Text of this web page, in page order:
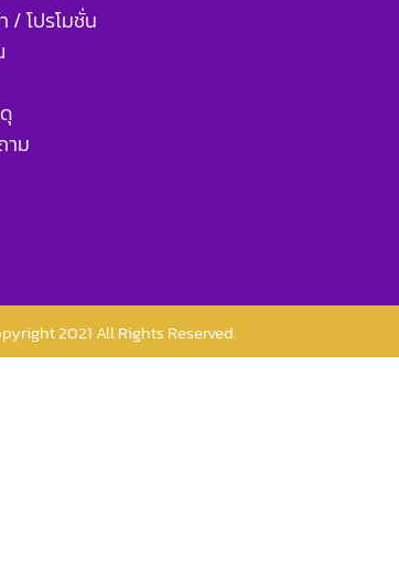
/ โปรโมชั่น
าม
2021 All Rights Reserved.